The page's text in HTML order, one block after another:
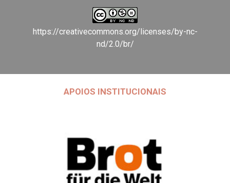
https://creativecommons.org/licenses/by-nc-
nd/2.0/br/
APOIOS INSTITUCIONAIS